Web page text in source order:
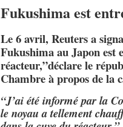
Fukushima est
Le 6 avril, Reuters a
Fukushima au Japon est
réacteur,”déclare le
Chambre à propos de la
“J’ai été informé par la
le noyau a tellement